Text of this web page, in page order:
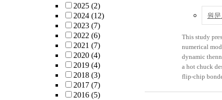
2025 (2)
2024 (12)
2023 (7)
2022 (6)
2021 (7)
2020 (4)
2019 (4)
2018 (3)
2017 (7)
2016 (5)
원
This study
numerical
dynamic
a hot chuck
flip-chip